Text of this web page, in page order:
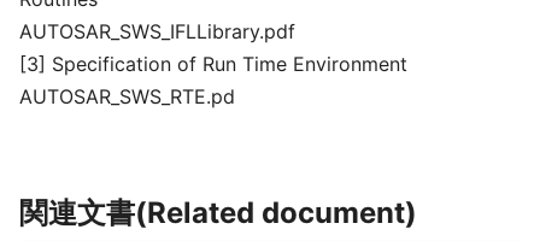
AUTOSAR_SWS_IFLLibrary.pdf
[3] Specification of Run Time Environment
AUTOSAR_SWS_RTE.pd
関連文書(Related document)